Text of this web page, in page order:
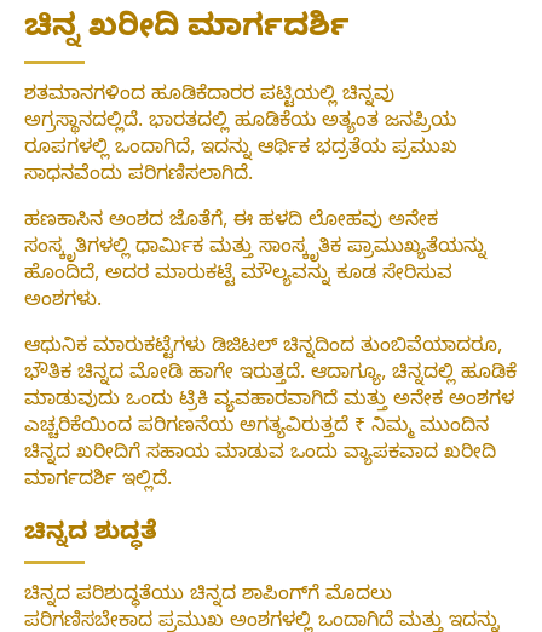
ಚಿನ್ನ ಖರೀದಿ ಮಾರ್ಗದರ್ಶಿ
ಶತಮಾನಗಳಿಂದ ಹೂಡಿಕೆದಾರರ ಪಟ್ಟಿಯಲ್ಲಿ ಚಿನ್ನವು
ಅಗ್ರಸ್ಥಾನದಲ್ಲಿದೆ. ಭಾರತದಲ್ಲಿ ಹೂಡಿಕೆಯ ಅತ್ಯಂತ ಜನಪ್ರಿಯ
ರೂಪಗಳಲ್ಲಿ ಒಂದಾಗಿದೆ, ಇದನ್ನು ಆರ್ಥಿಕ ಭದ್ರತೆಯ ಪ್ರಮುಖ
ಸಾಧನವೆಂದು ಪರಿಗಣಿಸಲಾಗಿದೆ.
ಹಣಕಾಸಿನ ಅಂಶದ ಜೊತೆಗೆ, ಈ ಹಳದಿ ಲೋಹವು ಅನೇಕ
ಸಂಸ್ಕೃತಿಗಳಲ್ಲಿ ಧಾರ್ಮಿಕ ಮತ್ತು ಸಾಂಸ್ಕೃತಿಕ ಪ್ರಾಮುಖ್ಯತೆಯನ್ನು
ಹೊಂದಿದೆ, ಅದರ ಮಾರುಕಟ್ಟೆ ಮೌಲ್ಯವನ್ನು ಕೂಡ ಸೇರಿಸುವ
ಅಂಶಗಳು.
ಆಧುನಿಕ ಮಾರುಕಟ್ಟೆಗಳು ಡಿಜಿಟಲ್ ಚಿನ್ನದಿಂದ ತುಂಬಿವೆಯಾದರೂ,
ಭೌತಿಕ ಚಿನ್ನದ ಮೋಡಿ ಹಾಗೇ ಇರುತ್ತದೆ. ಆದಾಗ್ಯೂ, ಚಿನ್ನದಲ್ಲಿ ಹೂಡಿಕೆ
ಮಾಡುವುದು ಒಂದು ಟ್ರಿಕಿ ವ್ಯವಹಾರವಾಗಿದೆ ಮತ್ತು ಅನೇಕ ಅಂಶಗಳ
ಎಚ್ಚರಿಕೆಯಿಂದ ಪರಿಗಣನೆಯ ಅಗತ್ಯವಿರುತ್ತದೆ ₹ ನಿಮ್ಮ ಮುಂದಿನ
ಚಿನ್ನದ ಖರೀದಿಗೆ ಸಹಾಯ ಮಾಡುವ ಒಂದು ವ್ಯಾಪಕವಾದ ಖರೀದಿ
ಮಾರ್ಗದರ್ಶಿ ಇಲ್ಲಿದೆ.
ಚಿನ್ನದ ಶುದ್ಧತೆ
ಚಿನ್ನದ ಪರಿಶುದ್ಧತೆಯು ಚಿನ್ನದ ಶಾಪಿಂಗ್‌ಗೆ ಮೊದಲು
ಪರಿಗಣಿಸಬೇಕಾದ ಪ್ರಮುಖ ಅಂಶಗಳಲ್ಲಿ ಒಂದಾಗಿದೆ ಮತ್ತು ಇದನ್ನು